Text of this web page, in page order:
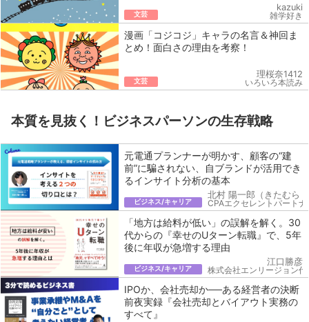
文芸
kazuki
雑学好き
漫画「コジコジ」キャラの名言＆神回ま
とめ！面白さの理由を考察！
文芸
理桜奈1412
いろいろ本読み
本質を見抜く！ビジネスパーソンの生存戦略
元電通プランナーが明かす、顧客の“建
前”に騙されない、自ブランドが活用でき
るインサイト分析の基本
ビジネス/キャリア
北村 陽一郎（きたむら
CPAエクセレントパート
「地方は給料が低い」の誤解を解く。30
代からの『幸せのUターン転職』で、5年
後に年収が急増する理由
ビジネス/キャリア
江口勝彦
株式会社エンリージョン代
IPOか、会社売却か──ある経営者の決断
前夜実録『会社売却とバイアウト実務の
すべて』